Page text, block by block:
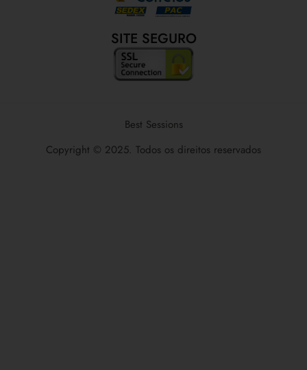
SITE SEGURO
Best Sessions
Copyright © 2025. Todos os direitos reservados